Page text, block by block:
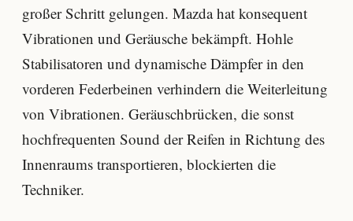
großer Schritt gelungen. Mazda hat konsequent
Vibrationen und Geräusche bekämpft. Hohle
Stabilisatoren und dynamische Dämpfer in den
vorderen Federbeinen verhindern die Weiterleitung
von Vibrationen. Geräuschbrücken, die sonst
hochfrequenten Sound der Reifen in Richtung des
Innenraums transportieren, blockierten die
Techniker.